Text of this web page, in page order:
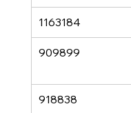
1163184
909899
918838